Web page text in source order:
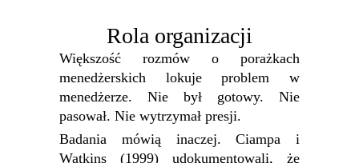
Rola organizacji
Większość rozmów o porażkach
menedżerskich lokuje problem w
menedżerze. Nie był gotowy. Nie
pasował. Nie wytrzymał presji.
Badania mówią inaczej. Ciampa i
Watkins (1999) udokumentowali, że